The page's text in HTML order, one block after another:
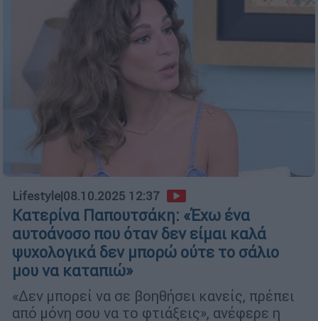
Lifestyle|08.10.2025 12:37
Κατερίνα Παπουτσάκη: «Έχω ένα
αυτοάνοσο που όταν δεν είμαι καλά
ψυχολογικά δεν μπορώ ούτε το σάλιο
μου να καταπιώ»
«Δεν μπορεί να σε βοηθήσει κανείς, πρέπει
από μόνη σου να το φτιάξεις», ανέφερε η